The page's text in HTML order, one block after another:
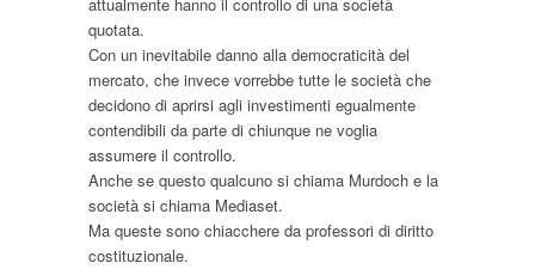
quotata.
Con un inevitabile danno alla democraticità del
mercato, che invece vorrebbe tutte le società che
decidono di aprirsi agli investimenti egualmente
contendibili da parte di chiunque ne voglia
assumere il controllo.
Anche se questo qualcuno si chiama Murdoch e la
società si chiama Mediaset.
Ma queste sono chiacchere da professori di diritto
costituzionale.